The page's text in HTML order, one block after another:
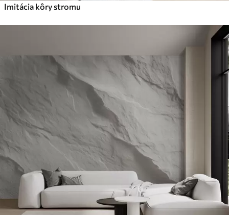
Imitácia kôry stromu